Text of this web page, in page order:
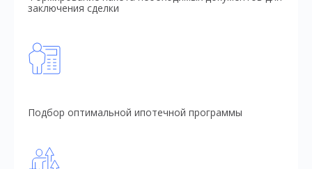
заключения сделки
Подбор оптимальной ипотечной программы